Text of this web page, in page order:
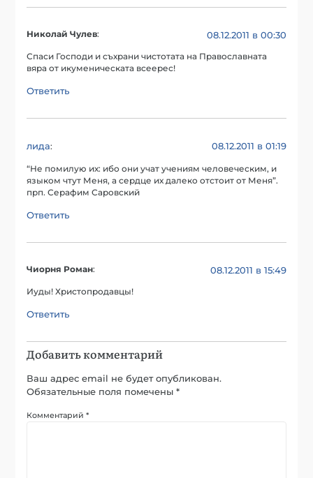
Николай Чулев: 08.12.2011 в 00:30
Спаси Господи и съхрани чистотата на Православната
вяра от икуменическата всеерес!
Ответить
лида: 08.12.2011 в 01:19
“Не помилую их: ибо они учат учениям человеческим, и
языком чтут Меня, а сердце их далеко отстоит от Меня”.
прп. Серафим Саровский
Ответить
Чиорня Роман: 08.12.2011 в 15:49
Иуды! Христопродавцы!
Ответить
Добавить комментарий
Ваш адрес email не будет опубликован.
Обязательные поля помечены*
Комментарий*